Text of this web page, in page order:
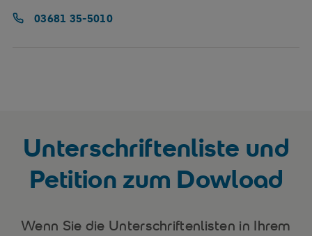
03681 35-5010
Unterschriftenliste und
Petition zum Dowload
Wenn Sie die Unterschriftenlisten in Ihrem